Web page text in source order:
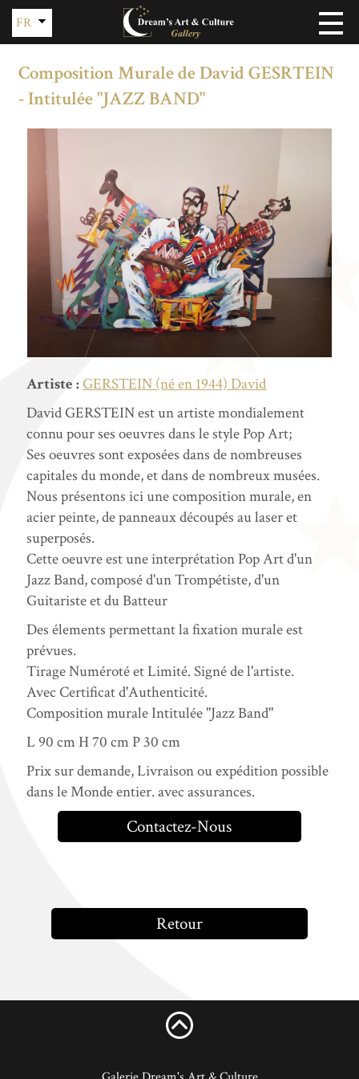
FR
Composition Murale de David GESRTEIN
- Intitulée "JAZZ BAND"
Artiste : GERSTEIN (né en 1944) David
David GERSTEIN est un artiste mondialement
connu pour ses oeuvres dans le style Pop Art;
Ses oeuvres sont exposées dans de nombreuses
capitales du monde, et dans de nombreux musées.
Nous présentons ici une composition murale, en
acier peinte, de panneaux découpés au laser et
superposés.
Cette oeuvre est une interprétation Pop Art d'un
Jazz Band, composé d'un Trompétiste, d'un
Guitariste et du Batteur
Des élements permettant la fixation murale est
prévues.
Tirage Numéroté et Limité. Signé de l'artiste.
Avec Certificat d'Authenticité.
Composition murale Intitulée "Jazz Band"
L 90 cm H 70 cm P 30 cm
Prix sur demande, Livraison ou expédition possible
dans le Monde entier. avec assurances.
Contactez-Nous
Retour